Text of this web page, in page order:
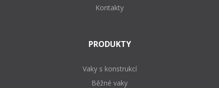
Kontakty
PRODUKTY
Vaky s konstrukcí
Běžné vaky